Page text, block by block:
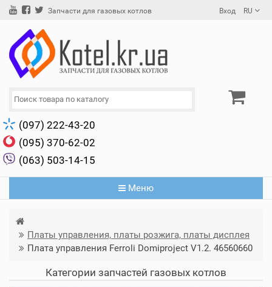
Запчасти для газовых котлов Вход RU
(097) 222-43-20
(095) 370-62-02
(063) 503-14-15
Меню
Платы управления, платы розжига, платы дисплея
Плата управления Ferroli Domiproject V1.2. 46560660
Категории запчастей газовых котлов